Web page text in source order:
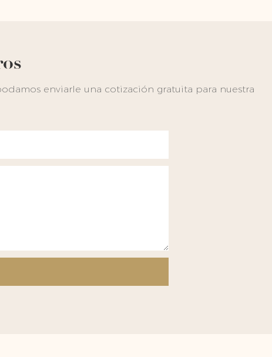
enviarle una cotización gratuita para nuestra